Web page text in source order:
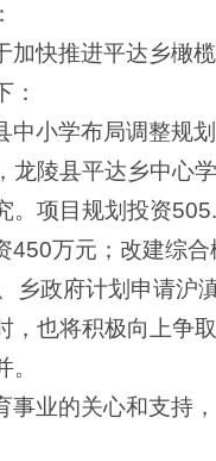
加快推进平达乡橄
：
中小学布局调整规
龙陵县平达乡中心
。项目规划投资
450万元；改建综
乡政府计划申请沪
，也将积极向上争
事业的关心和支持